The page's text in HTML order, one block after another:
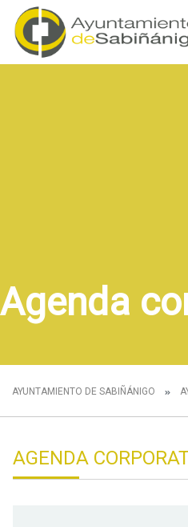
Agenda
AYUNTAMIENTO DE SABIÑÁNIGO
AGENDA